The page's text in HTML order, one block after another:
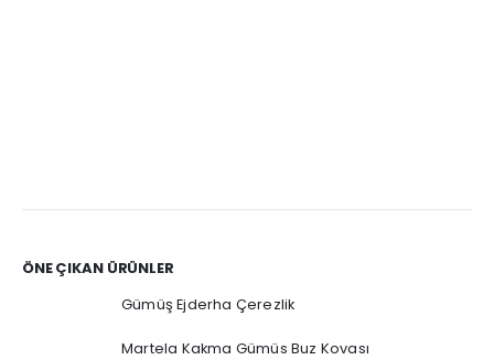
ÖNE ÇIKAN ÜRÜNLER
Gümüş Ejderha Çerezlik
Martela Kakma Gümüs Buz Kovası